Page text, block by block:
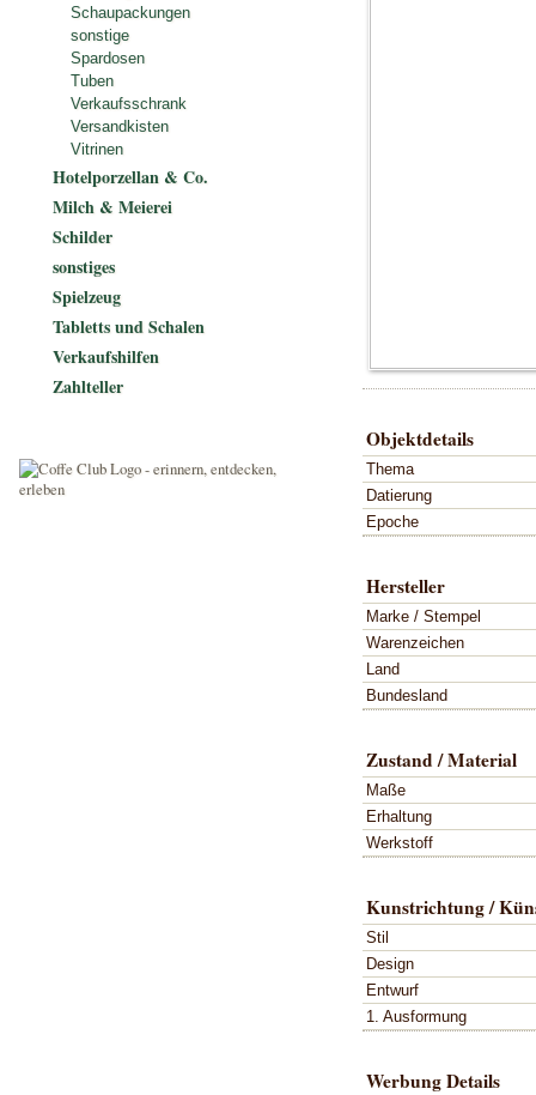
Objektdetails
Thema
Datierung
Epoche
Hersteller
Marke / Stempel
Warenzeichen
Land
Bundesland
Zustand / Material
Maße
Erhaltung
Werkstoff
Kunstrichtung /
Stil
Design
Entwurf
1. Ausformung
Werbung Details
Schaupackungen
sonstige
Spardosen
Tuben
Verkaufsschrank
Versandkisten
Vitrinen
Hotelporzellan & Co.
Milch & Meierei
Schilder
sonstiges
Spielzeug
Tabletts und Schalen
Verkaufshilfen
Zahlteller